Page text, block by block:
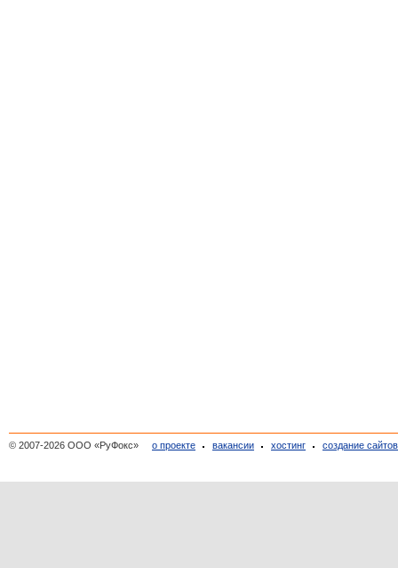
© 2007-2026 ООО «РуФокс» о проекте вакансии хостинг создание сайтов